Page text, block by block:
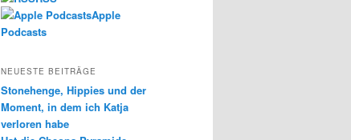
Apple
Podcasts
NEUESTE BEITRÄGE
Stonehenge, Hippies und der
Moment, in dem ich Katja
verloren habe